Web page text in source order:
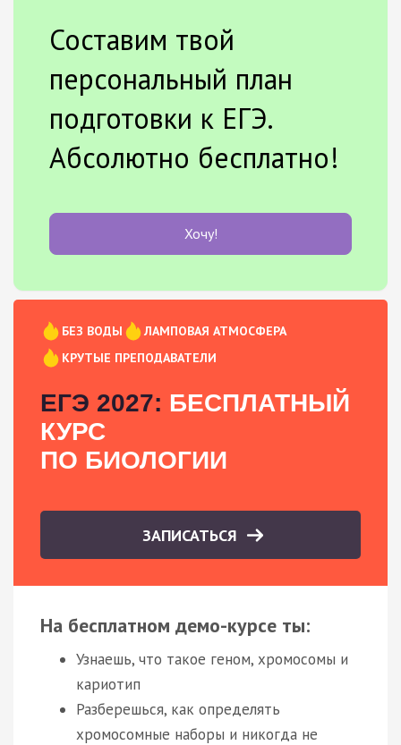
Составим твой
персональный план
подготовки к ЕГЭ.
Абсолютно бесплатно!
Хочу!
БЕЗ ВОДЫ
ЛАМПОВАЯ АТМОСФЕРА
КРУТЫЕ ПРЕПОДАВАТЕЛИ
ЕГЭ 2027: БЕСПЛАТНЫЙ
КУРС
ПО БИОЛОГИИ
ЗАПИСАТЬСЯ
На бесплатном демо-курсе ты:
Узнаешь, что такое геном, хромосомы и
кариотип
Разберешься, как определять
хромосомные наборы и никогда не